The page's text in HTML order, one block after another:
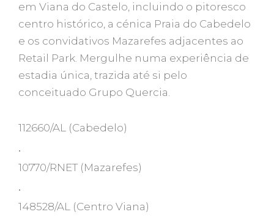
em Viana do Castelo, incluindo o pitoresco
centro histórico, a cénica Praia do Cabedelo
e os convidativos Mazarefes adjacentes ao
Retail Park. Mergulhe numa experiência de
estadia única, trazida até si pelo
conceituado Grupo Quercia.
112660/AL (Cabedelo)
•
10770/RNET (Mazarefes)
•
148528/AL (Centro Viana)